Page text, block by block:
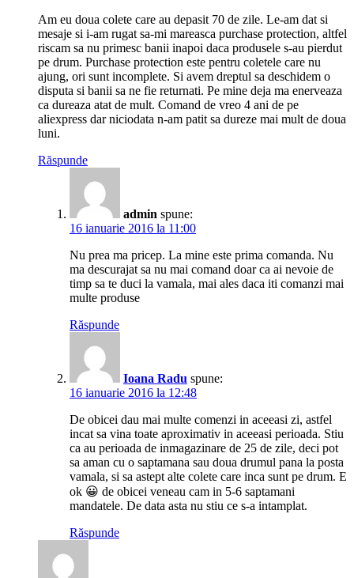
Am eu doua colete care au depasit 70 de zile. Le-am dat si
mesaje si i-am rugat sa-mi mareasca purchase protection, altfel
riscam sa nu primesc banii inapoi daca produsele s-au pierdut
pe drum. Purchase protection este pentru coletele care nu
ajung, ori sunt incomplete. Si avem dreptul sa deschidem o
disputa si banii sa ne fie returnati. Pe mine deja ma enerveaza
ca dureaza atat de mult. Comand de vreo 4 ani de pe
aliexpress dar niciodata n-am patit sa dureze mai mult de doua
luni.
Răspunde
admin spune:
16 ianuarie 2016 la 11:00
Nu prea ma pricep. La mine este prima comanda. Nu
ma descurajat sa nu mai comand doar ca ai nevoie de
timp sa te duci la vamala, mai ales daca iti comanzi mai
multe produse
Răspunde
Ioana Radu spune:
16 ianuarie 2016 la 12:48
De obicei dau mai multe comenzi in aceeasi zi, astfel
incat sa vina toate aproximativ in aceeasi perioada. Stiu
ca au perioada de inmagazinare de 25 de zile, deci pot
sa aman cu o saptamana sau doua drumul pana la posta
vamala, si sa astept alte colete care inca sunt pe drum. E
ok 😀 de obicei veneau cam in 5-6 saptamani
mandatele. De data asta nu stiu ce s-a intamplat.
Răspunde